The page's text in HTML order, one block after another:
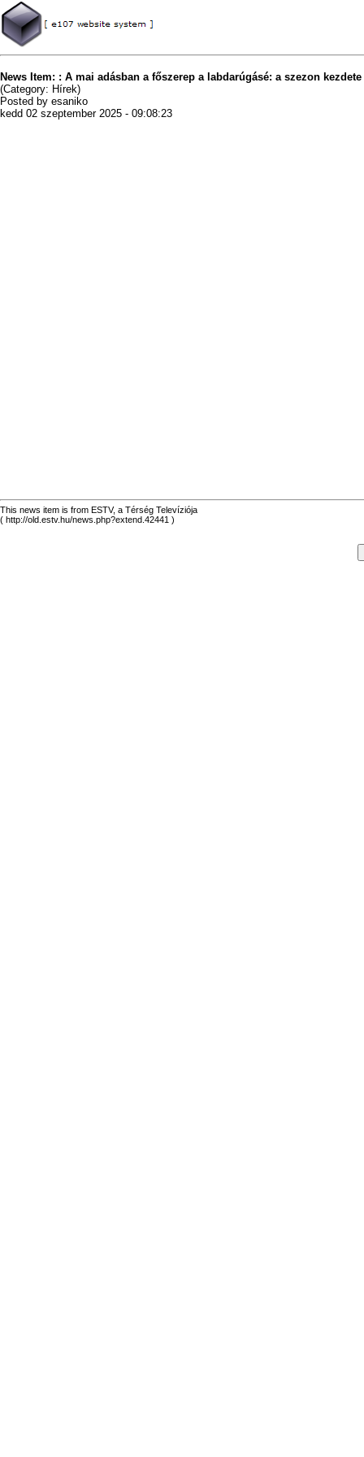
News Item: : A mai adásban a főszerep a labdarúgásé: a szezon
(Category: Hírek)
Posted by esaniko
kedd 02 szeptember 2025 - 09:08:23
This news item is from ESTV, a Térség Televíziója
( http://old.estv.hu/news.php?extend.42441 )